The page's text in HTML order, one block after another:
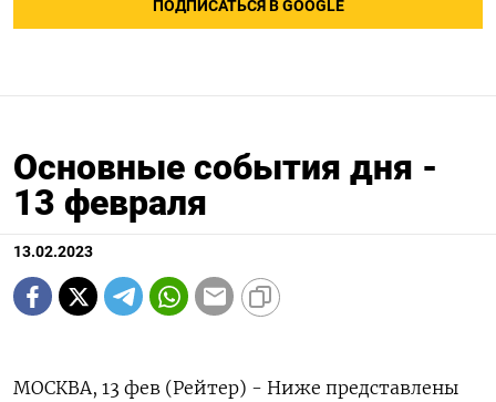
ПОДПИСАТЬСЯ В GOOGLE
Основные события дня -
13 февраля
13.02.2023
МОСКВА, 13 фев (Рейтер) - Ниже представлены